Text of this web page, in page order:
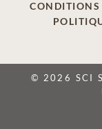
© 2026 SCI